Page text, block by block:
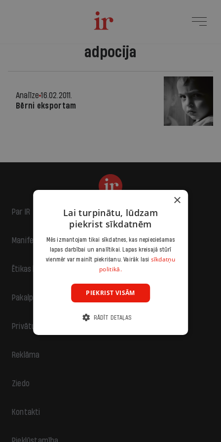
adpocija
Analīze 16.02.2011.
Bērni eksportam
Par IR
Manifests
Ētikas kodekss
Pakalpojumu sniegšanas noteikumi
Privātuma politika
Reklāma
Ziedo
Kontakti
×
Lai turpinātu, lūdzam
piekrist sīkdatnēm
Mēs izmantojam tikai sīkdatnes, kas nepieciešamas
lapas darbībai un analītikai. Lapas kreisajā stūrī
vienmēr var mainīt piekrišanu. Vairāk lasi sīkdatņu
politikā.
PIEKRIST VISĀM
RĀDĪT DETAĻAS